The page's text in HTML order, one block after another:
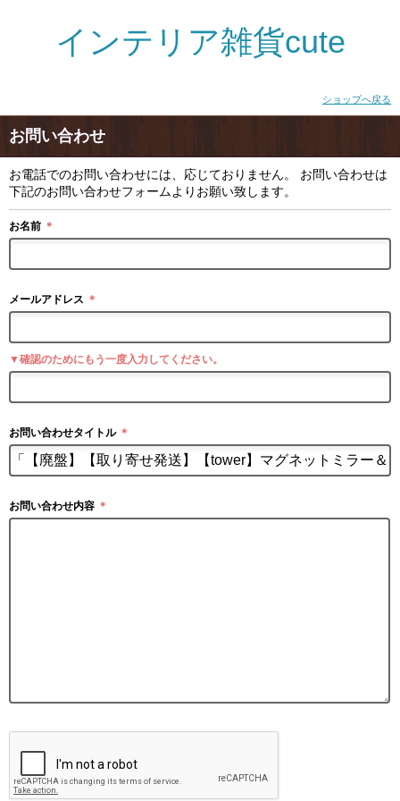
インテリア雑貨cute
ショップへ戻る
お問い合わせ
お電話でのお問い合わせには、応じておりません。 お問い合わせは
下記のお問い合わせフォームよりお願い致します。
お名前 ＊
メールアドレス ＊
▼確認のためにもう一度入力してください。
お問い合わせタイトル ＊
お問い合わせ内容 ＊